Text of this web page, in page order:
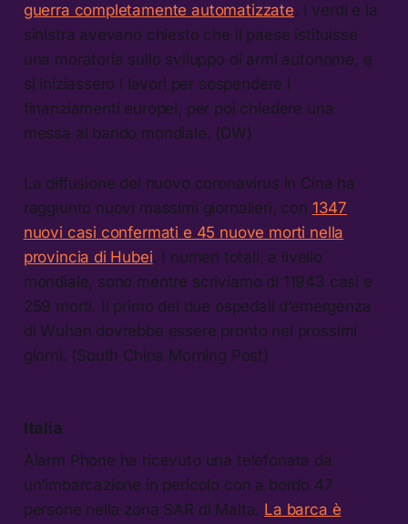
guerra completamente automatizzate. I verdi e la
sinistra avevano chiesto che il paese istituisse
una moratoria sullo sviluppo di armi autonome, e
si iniziassero i lavori per sospendere i
finanziamenti europei, per poi chiedere una
messa al bando mondiale. (DW)
La diffusione del nuovo coronavirus in Cina ha
raggiunto nuovi massimi giornalieri, con 1347
nuovi casi confermati e 45 nuove morti nella
provincia di Hubei. I numeri totali, a livello
mondiale, sono mentre scriviamo di 11943 casi e
259 morti. Il primo dei due ospedali d’emergenza
di Wuhan dovrebbe essere pronto nei prossimi
giorni. (South China Morning Post)
Italia
Alarm Phone ha ricevuto una telefonata da
un’imbarcazione in pericolo con a bordo 47
persone nella zona SAR di Malta. La barca è